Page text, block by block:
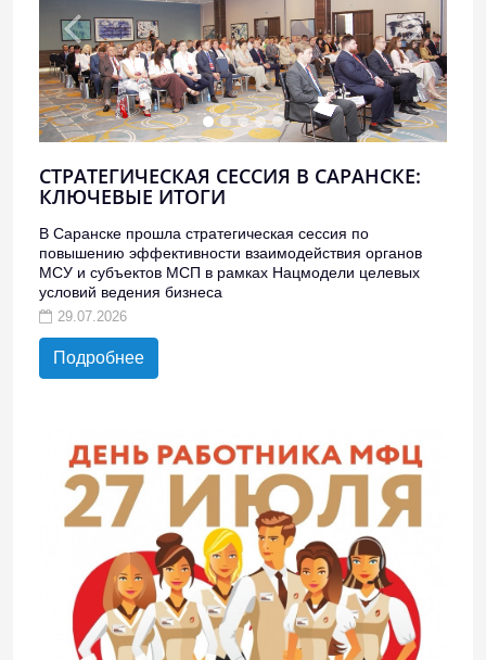
СТРАТЕГИЧЕСКАЯ СЕССИЯ В САРАНСКЕ:
КЛЮЧЕВЫЕ ИТОГИ
В Саранске прошла стратегическая сессия по
повышению эффективности взаимодействия органов
МСУ и субъектов МСП в рамках Нацмодели целевых
условий ведения бизнеса
29.07.2026
Подробнее